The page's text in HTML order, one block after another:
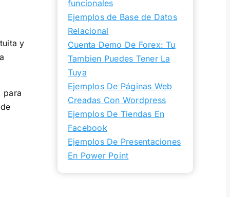
y
para
funcionales
Ejemplos de Base de Datos
Relacional
Cuenta Demo De Forex: Tu
Tambien Puedes Tener La
Tuya
Ejemplos De Páginas Web
Creadas Con Wordpress
Ejemplos De Tiendas En
Facebook
Ejemplos De Presentaciones
En Power Point